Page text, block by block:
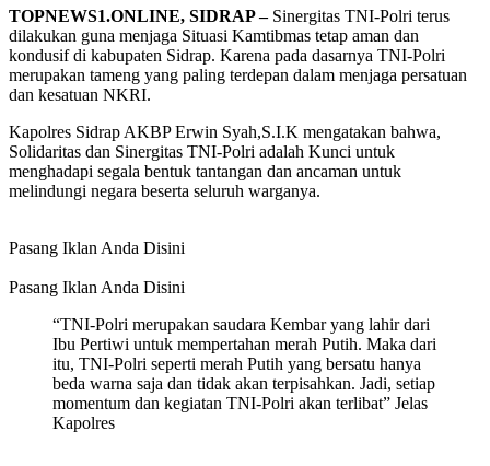
TOPNEWS1.ONLINE, SIDRAP –Sinergitas TNI-Polri terus
dilakukan guna menjaga Situasi Kamtibmas tetap aman dan
kondusif di kabupaten Sidrap. Karena pada dasarnya TNI-Polri
merupakan tameng yang paling terdepan dalam menjaga persatuan
dan kesatuan NKRI.
Kapolres Sidrap AKBP Erwin Syah,S.I.K mengatakan bahwa,
Solidaritas dan Sinergitas TNI-Polri adalah Kunci untuk
menghadapi segala bentuk tantangan dan ancaman untuk
melindungi negara beserta seluruh warganya.
Pasang Iklan Anda Disini
Pasang Iklan Anda Disini
“TNI-Polri merupakan saudara Kembar yang lahir dari
Ibu Pertiwi untuk mempertahan merah Putih. Maka dari
itu, TNI-Polri seperti merah Putih yang bersatu hanya
beda warna saja dan tidak akan terpisahkan. Jadi, setiap
momentum dan kegiatan TNI-Polri akan terlibat” Jelas
Kapolres